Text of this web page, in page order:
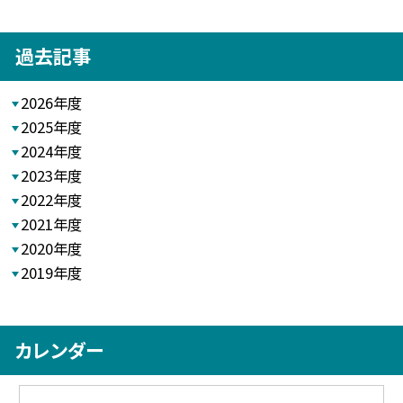
過去記事
2026年度
2025年度
2024年度
2023年度
2022年度
2021年度
2020年度
2019年度
カレンダー